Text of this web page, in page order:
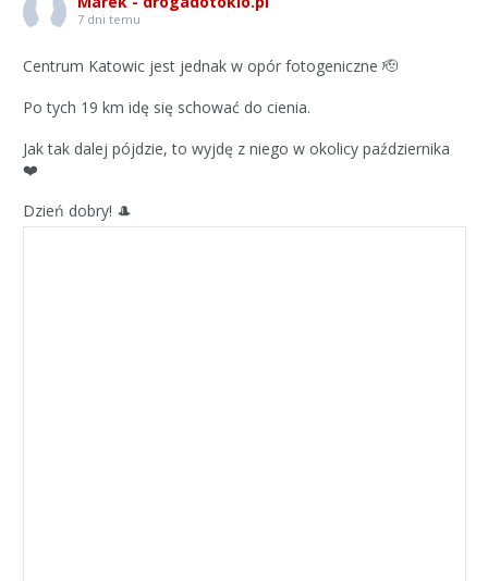
7 dni temu
Centrum Katowic jest jednak w opór fotogeniczne 🫡
Po tych 19 km idę się schować do cienia.
Jak tak dalej pójdzie, to wyjdę z niego w okolicy października
❤️
Dzień dobry! 🎩